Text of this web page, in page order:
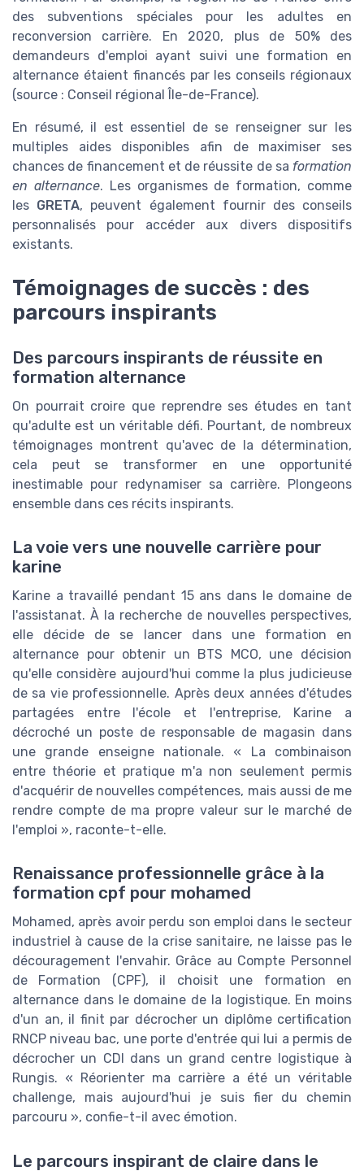
des subventions spéciales pour les adultes en
reconversion carrière. En 2020, plus de 50% des
demandeurs d'emploi ayant suivi une formation en
alternance étaient financés par les conseils régionaux
(source : Conseil régional Île-de-France).
En résumé, il est essentiel de se renseigner sur les
multiples aides disponibles afin de maximiser ses
chances de financement et de réussite de sa formation
en alternance. Les organismes de formation, comme
les GRETA, peuvent également fournir des conseils
personnalisés pour accéder aux divers dispositifs
existants.
Témoignages de succès : des
parcours inspirants
Des parcours inspirants de réussite en
formation alternance
On pourrait croire que reprendre ses études en tant
qu'adulte est un véritable défi. Pourtant, de nombreux
témoignages montrent qu'avec de la détermination,
cela peut se transformer en une opportunité
inestimable pour redynamiser sa carrière. Plongeons
ensemble dans ces récits inspirants.
La voie vers une nouvelle carrière pour
karine
Karine a travaillé pendant 15 ans dans le domaine de
l'assistanat. À la recherche de nouvelles perspectives,
elle décide de se lancer dans une formation en
alternance pour obtenir un BTS MCO, une décision
qu'elle considère aujourd'hui comme la plus judicieuse
de sa vie professionnelle. Après deux années d'études
partagées entre l'école et l'entreprise, Karine a
décroché un poste de responsable de magasin dans
une grande enseigne nationale. « La combinaison
entre théorie et pratique m'a non seulement permis
d'acquérir de nouvelles compétences, mais aussi de me
rendre compte de ma propre valeur sur le marché de
l'emploi », raconte-t-elle.
Renaissance professionnelle grâce à la
formation cpf pour mohamed
Mohamed, après avoir perdu son emploi dans le secteur
industriel à cause de la crise sanitaire, ne laisse pas le
découragement l'envahir. Grâce au Compte Personnel
de Formation (CPF), il choisit une formation en
alternance dans le domaine de la logistique. En moins
d'un an, il finit par décrocher un diplôme certification
RNCP niveau bac, une porte d'entrée qui lui a permis de
décrocher un CDI dans un grand centre logistique à
Rungis. « Réorienter ma carrière a été un véritable
challenge, mais aujourd'hui je suis fier du chemin
parcouru », confie-t-il avec émotion.
Le parcours inspirant de claire dans le